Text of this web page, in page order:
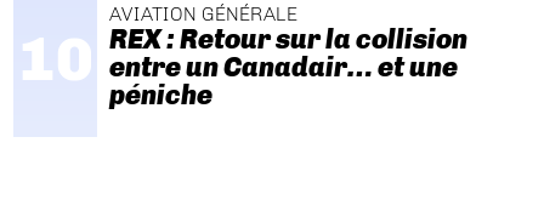
AVIATION GÉNÉRALE
REX : Retour sur la collision
entre un Canadair… et une
péniche